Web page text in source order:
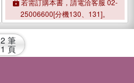
Resistance, and
Transformation
若需訂購本書，請電洽客服 02-
25006600[分機130、131]。
2 筆
1 頁